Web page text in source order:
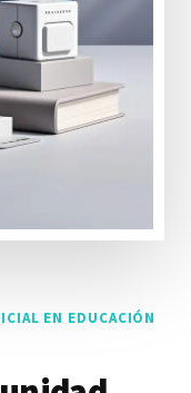
EN EDUCACIÓN